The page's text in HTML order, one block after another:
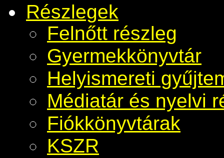
Részlegek
Felnőtt részleg
Gyermekkönyvtár
Helyismereti
Médiatár és nyelvi
Fiókkönyvtárak
KSZR